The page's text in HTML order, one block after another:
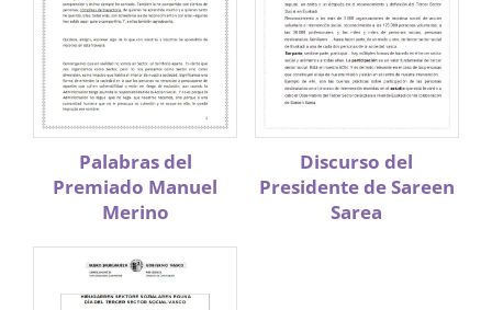
Palabras del
Premiado Manuel
Merino
Discurso del
Presidente de Sareen
Sarea